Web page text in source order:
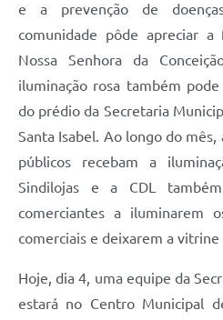
e a prevenção de
comunidade pôde apreciar
Nossa Senhora da
iluminação rosa também
do prédio da Secretaria
Santa Isabel. Ao longo do
públicos recebam a
Sindilojas e a CDL
comerciantes a iluminarem
comerciais e deixarem a vitrine
Hoje, dia 4, uma equipe da
estará no Centro Municipal